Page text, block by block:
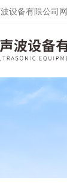
设备有限公司网